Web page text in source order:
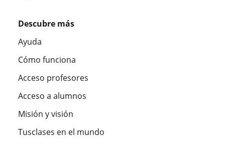
Descubre más
Ayuda
Cómo funciona
Acceso profesores
Acceso a alumnos
Misión y visión
Tusclases en el mundo